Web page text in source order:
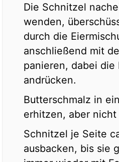
Die Schnitzel
wenden,
durch die
anschließend mit
panieren, dabei die
andrücken.
Butterschmalz in
erhitzen, aber nicht
Schnitzel je Seite
ausbacken, bis sie